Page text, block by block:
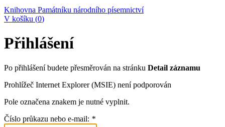
Knihovna Památníku národního písemnictví
V košíku (0)
Přihlášení
Po přihlášení budete přesměrován na stránku Detail záznamu
Prohlížeč Internet Explorer (MSIE) není podporován
Pole označena znakem je nutné vyplnit.
Číslo průkazu nebo e-mail: *